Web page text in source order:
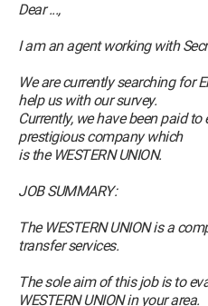
Dear ...,
I am an agent working with
We are currently searching for
help us with our survey.
Currently, we have been paid
prestigious company which
is the WESTERN UNION.
JOB SUMMARY:
The WESTERN UNION is a
transfer services.
The sole aim of this job is to
WESTERN UNION in your area.